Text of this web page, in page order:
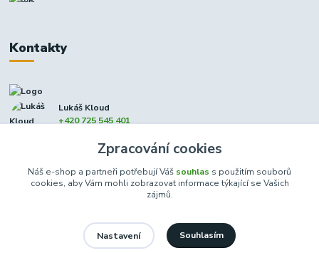
Kontakty
Lukáš Kloud
+420 725 545 401
Zpracování cookies
Náš e-shop a partneři potřebují Váš souhlas s použitím souborů
cookies, aby Vám mohli zobrazovat informace týkající se Vašich
zájmů.
Nastavení Souhlasím